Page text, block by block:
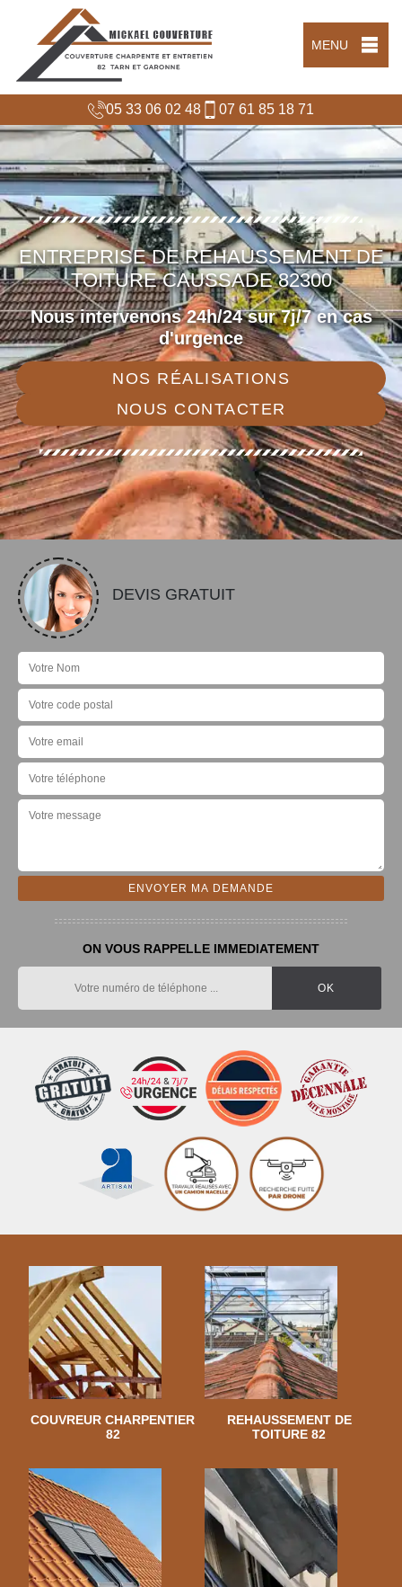
MENU
05 33 06 02 48 07 61 85 18 71
ENTREPRISE DE REHAUSSEMENT DE
TOITURE CAUSSADE 82300
Nous intervenons 24h/24 sur 7j/7 en cas
d'urgence
NOS RÉALISATIONS
NOUS CONTACTER
DEVIS GRATUIT
ON VOUS RAPPELLE IMMEDIATEMENT
COUVREUR CHARPENTIER
82
REHAUSSEMENT DE
TOITURE 82